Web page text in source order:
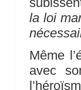
la loi
Même
avec